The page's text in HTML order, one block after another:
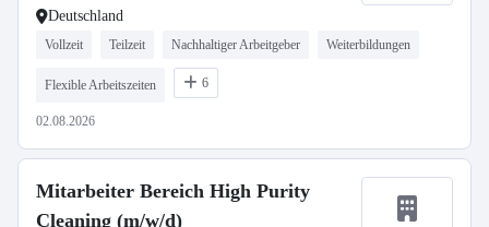
Deutschland
Vollzeit Teilzeit Nachhaltiger Arbeitgeber Weiterbildungen
Flexible Arbeitszeiten 6
02.08.2026
Mitarbeiter Bereich High Purity
Cleaning (m/w/d)